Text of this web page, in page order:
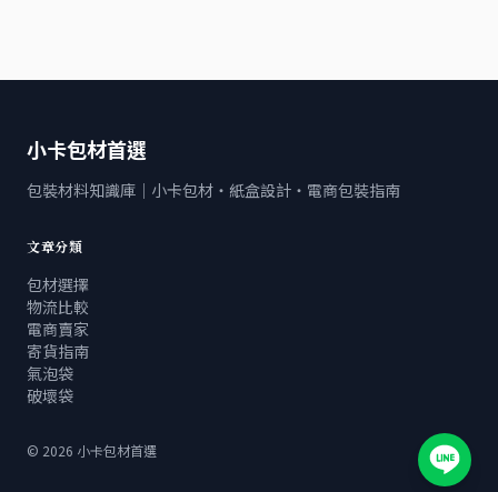
小卡包材首選
包裝材料知識庫｜小卡包材・紙盒設計・電商包裝指南
文章分類
包材選擇
物流比較
電商賣家
寄貨指南
氣泡袋
破壞袋
© 2026 小卡包材首選